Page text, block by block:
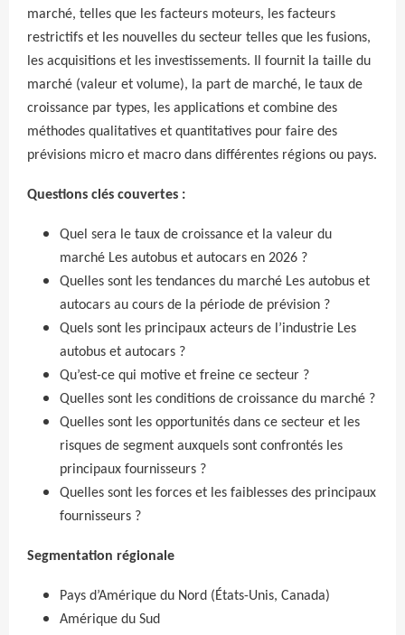
marché, telles que les facteurs moteurs, les facteurs
restrictifs et les nouvelles du secteur telles que les fusions,
les acquisitions et les investissements. Il fournit la taille du
marché (valeur et volume), la part de marché, le taux de
croissance par types, les applications et combine des
méthodes qualitatives et quantitatives pour faire des
prévisions micro et macro dans différentes régions ou pays.
Questions clés couvertes :
Quel sera le taux de croissance et la valeur du
marché Les autobus et autocars en 2026 ?
Quelles sont les tendances du marché Les autobus et
autocars au cours de la période de prévision ?
Quels sont les principaux acteurs de l’industrie Les
autobus et autocars ?
Qu’est-ce qui motive et freine ce secteur ?
Quelles sont les conditions de croissance du marché ?
Quelles sont les opportunités dans ce secteur et les
risques de segment auxquels sont confrontés les
principaux fournisseurs ?
Quelles sont les forces et les faiblesses des principaux
fournisseurs ?
Segmentation régionale
Pays d’Amérique du Nord (États-Unis, Canada)
Amérique du Sud